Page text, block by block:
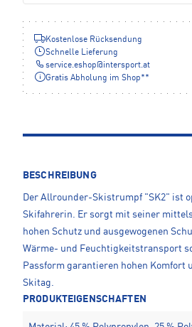
Kostenlose Rücksendung
Schnelle Lieferung
service.eshop@intersport.at
Gratis Abholung im Shop**
BESCHREIBUNG
Der Allrounder-Skistrumpf "SK2" ist
Skifahrerin. Er sorgt mit seiner
hohen Schutz und ausgewogenen
Wärme- und Feuchtigkeitstransport
Passform garantieren hohen Komfort
Skitag.
PRODUKTEIGENSCHAFTEN